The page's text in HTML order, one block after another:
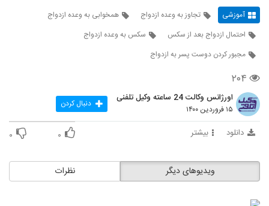
آموزشی تجاوز به وعده ازدواج
همخوابی به وعده ازدواج
احتمال ازدواج بعد از سکس
سکس به وعده ازدواج
مجبور کردن دوست پسر به ازدواج
۲۰۴
اورژانس وکالت 24 ساعته وکیل تلفنی
۱۵ فروردین ۱۴۰۰ دنبال کردن
دانلود بیشتر ۰ ۰
نظرات ویدیوهای دیگر